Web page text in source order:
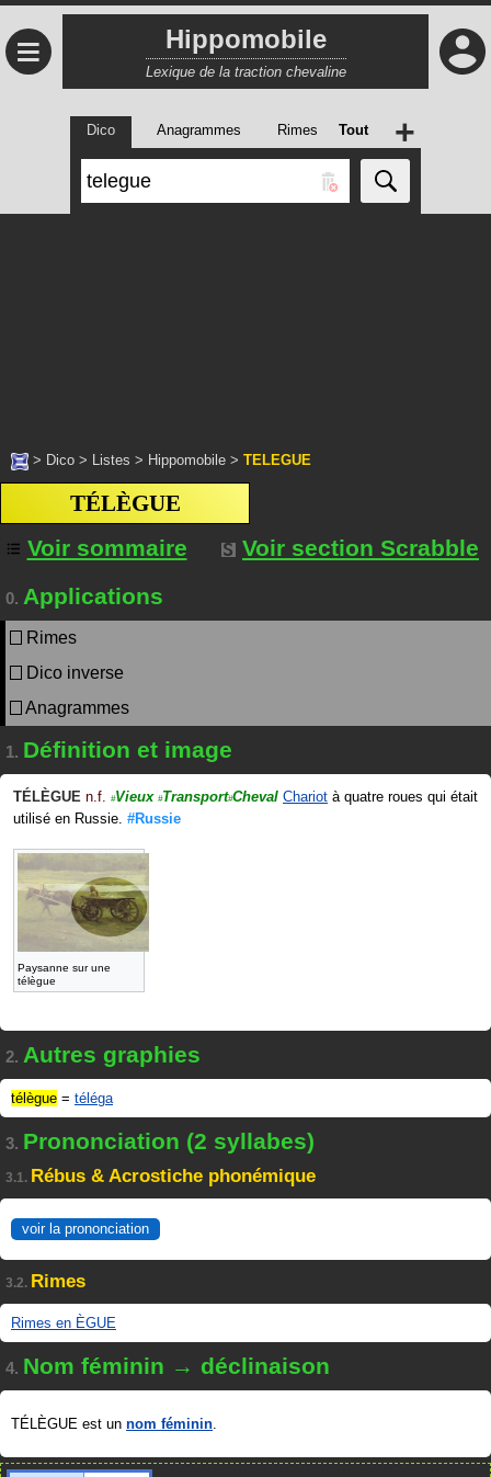
≡ Hippomobile
Lexique de la traction chevaline
Dico Anagrammes Rimes Tout +
> Dico > Listes > Hippomobile > TELEGUE
TÉLÈGUE
Voir sommaire
Voir section Scrabble
0. Applications
Rimes
Dico inverse
Anagrammes
1. Définition et image
TÉLÈGUE n.f. #Vieux #Transport#Cheval Chariot à quatre roues qui était
utilisé en Russie. #Russie
Paysanne sur une
télègue
2. Autres graphies
télègue = téléga
3. Prononciation (2 syllabes)
3.1. Rébus & Acrostiche phonémique
voir la prononciation
3.2. Rimes
Rimes en ÈGUE
4. Nom féminin → déclinaison
TÉLÈGUE est un nom féminin.